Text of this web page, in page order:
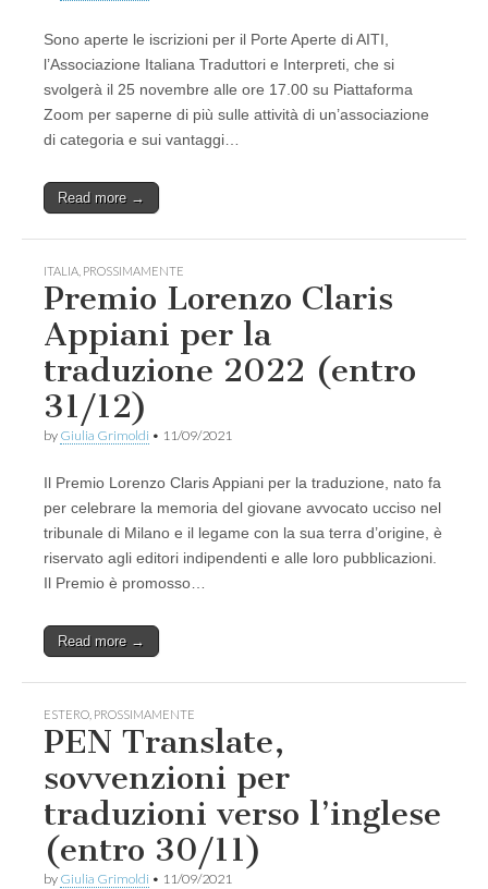
Sono aperte le iscrizioni per il Porte Aperte di AITI,
l’Associazione Italiana Traduttori e Interpreti, che si
svolgerà il 25 novembre alle ore 17.00 su Piattaforma
Zoom per saperne di più sulle attività di un’associazione
di categoria e sui vantaggi…
Read more →
ITALIA PROSSIMAMENTE
Premio Lorenzo Claris
Appiani per la
traduzione 2022 (entro
31/12)
by Giulia Grimoldi • 11/09/2021
Il Premio Lorenzo Claris Appiani per la traduzione, nato fa
per celebrare la memoria del giovane avvocato ucciso nel
tribunale di Milano e il legame con la sua terra d’origine, è
riservato agli editori indipendenti e alle loro pubblicazioni.
Il Premio è promosso…
Read more →
ESTERO PROSSIMAMENTE
PEN Translate,
sovvenzioni per
traduzioni verso l’inglese
(entro 30/11)
by Giulia Grimoldi • 11/09/2021